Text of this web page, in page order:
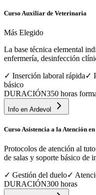
Curso Auxiliar de Veterinaria
Más Elegido
La base técnica elemental
enfermería, desinfección
✓ Inserción laboral rápida✓
básico
DURACIÓN350 horas
Info en Ardevol
Curso Asistencia a la Atención
Protocolos de atención al
de salas y soporte básico de
✓ Gestión del duelo✓
DURACIÓN300 horas